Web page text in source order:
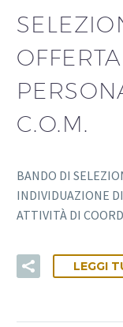
C.O.M.
BANDO DI
INDIVIDUAZIONE
ATTIVITÀ DI
LEGGI